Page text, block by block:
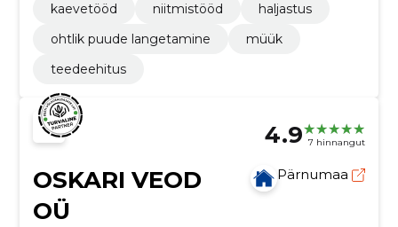
kaevetööd
niitmistööd
haljastus
ohtlik puude langetamine
müük
teedeehitus
4.9 7 hinnangut
OSKARI VEOD
OÜ
Pärnumaa